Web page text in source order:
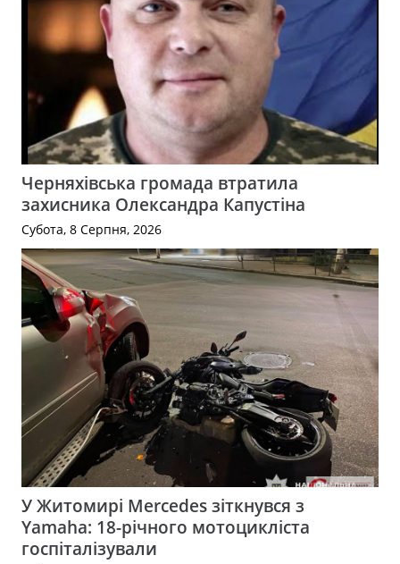
Черняхівська громада втратила
захисника Олександра Капустіна
Субота, 8 Серпня, 2026
У Житомирі Mercedes зіткнувся з
Yamaha: 18-річного мотоцикліста
госпіталізували